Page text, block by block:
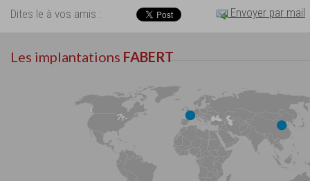
Dites le à vos amis : Envoyer par mail
Les implantations FABERT